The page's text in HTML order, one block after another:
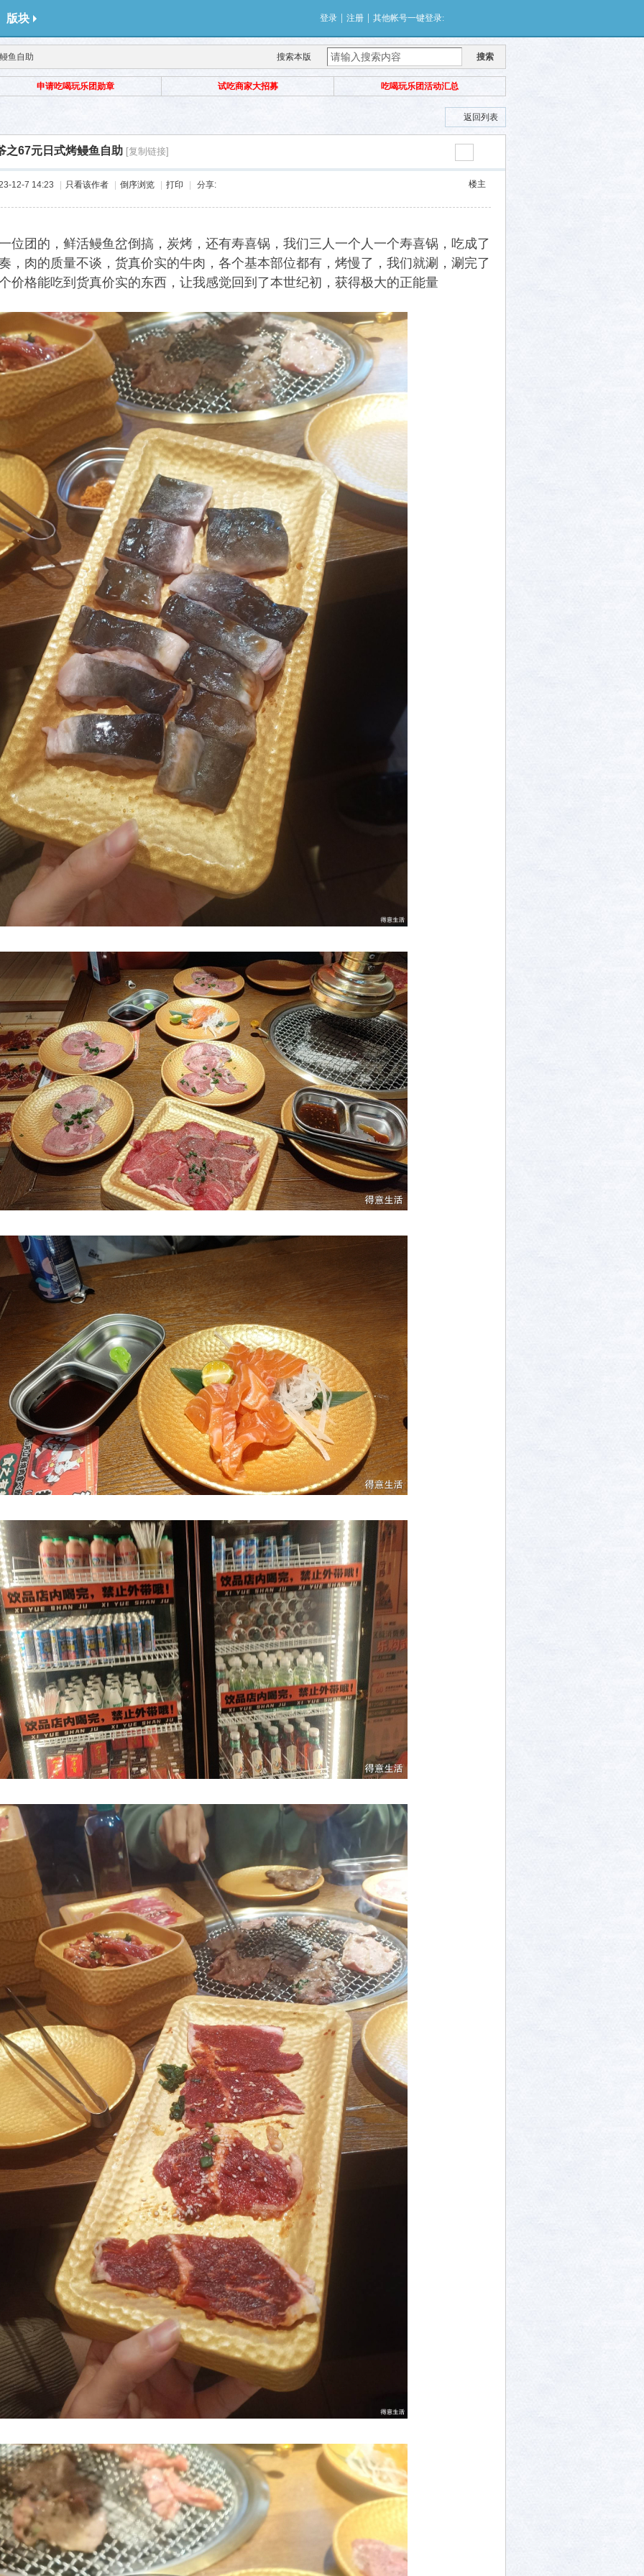
版块 登录 注册 其他帐号一键登录:
搜索本版 搜索
鱼自助
申请吃喝玩乐团勋章 试吃商家大招募 吃喝玩乐团活动汇总
返回列表
之67元日式烤鳗鱼自助 [复制链接]
楼主
12-7 14:23 只看该作者 倒序浏览 打印 分享:
位团的，鲜活鳗鱼岔倒搞，炭烤，还有寿喜锅，我们三人一个人一个寿喜锅，吃成了
，肉的质量不谈，货真价实的牛肉，各个基本部位都有，烤慢了，我们就涮，涮完了
价格能吃到货真价实的东西，让我感觉回到了本世纪初，获得极大的正能量